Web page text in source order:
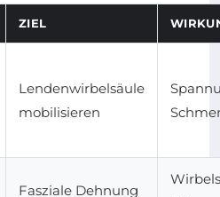
ZIEL
Lendenwirbelsäule
mobilisieren
Fasziale Dehnung